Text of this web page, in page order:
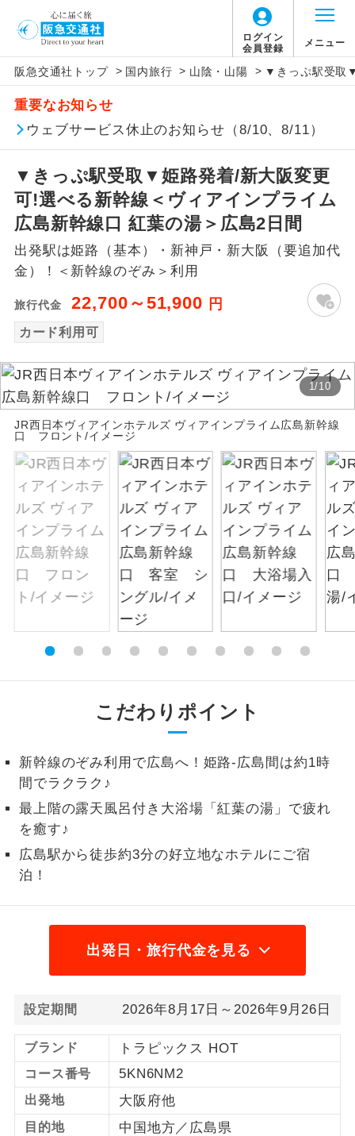
ログイン
会員登録
メニュー
阪急交通社トップ > 国内旅行 > 山陰・山陽 > ▼きっぷ駅受取
重要なお知らせ
ウェブサービス休止のお知らせ（8/10、8/11）
▼きっぷ駅受取▼姫路発着/新大阪変更
可!選べる新幹線＜ヴィアインプライム
広島新幹線口 紅葉の湯＞広島2日間
出発駅は姫路（基本）・新神戸・新大阪（要追加代
金）！＜新幹線のぞみ＞利用
旅行代金 22,700～51,900 円
カード利用可
1/10
JR西日本ヴィアインホテルズ ヴィアインプライム広島新幹線
口 フロント/イメージ
こだわりポイント
新幹線のぞみ利用で広島へ！姫路-広島間は約1時
間でラクラク♪
最上階の露天風呂付き大浴場「紅葉の湯」で疲れ
を癒す♪
広島駅から徒歩約3分の好立地なホテルにご宿
泊！
出発日・旅行代金を見る
設定期間 2026年8月17日～2026年9月26日
ブランド トラピックス HOT
コース番号 5KN6NM2
出発地 大阪府他
目的地 中国地方／広島県
アイコン 説明
添乗員同行
往路出発空港（駅）から復路到着空港
（駅）まで同行します。
現地添乗員同
行
現地到着空港（駅）から最終日出発空港
（駅）まで添乗員が同行します。
バスガイド乗
務
バスガイドが乗務し、車内での観光案内
があります。
世界遺産
絶景 絶景スポットに立ち寄るコースです。
温泉 温泉地にも宿泊するコースです。
ご宿泊ホテルに露天風呂が付いていま
す。
大浴場 ご宿泊ホテルに大浴場が付いています。
全食事付き
事の心配はいりません。（機内食を除
く）
お部屋にてゆっくりとお召し上がりいた
だけます。
トラベルイヤ
周りの音を気にせず、ガイドさんの説明
をじっくり聞くことができます。
1名様から出発可能な個人型プランで
す。
2名様催行
す。
おひとり様参
加限定
スです。
金
ご夫婦限定
ご夫婦限定でご参加いただけるコースで
女性限定
す。
年齢制限あり
ご参加にあたり年齢に制限があるコース
です。
航空会社指定
利用航空会社が指定なので、ご出発の計
画にとても便利です。